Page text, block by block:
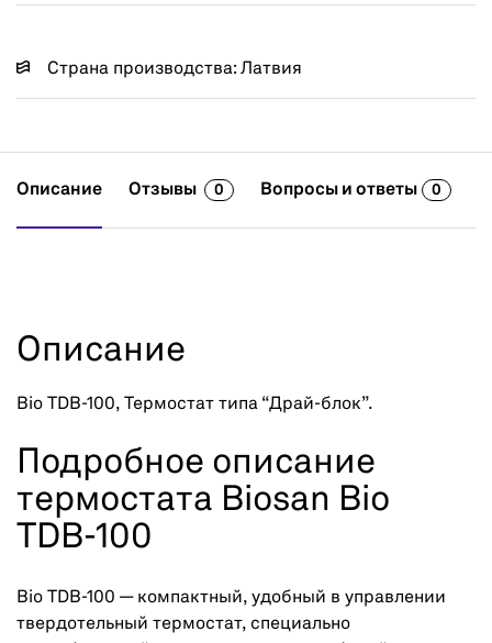
Страна производства: Латвия
Описание Отзывы 0 Вопросы и ответы 0
Описание
Bio TDB-100, Термостат типа “Драй-блок”.
Подробное описание
термостата Biosan Bio
TDB-100
Bio TDB-100 — компактный, удобный в управлении
твердотельный термостат, специально